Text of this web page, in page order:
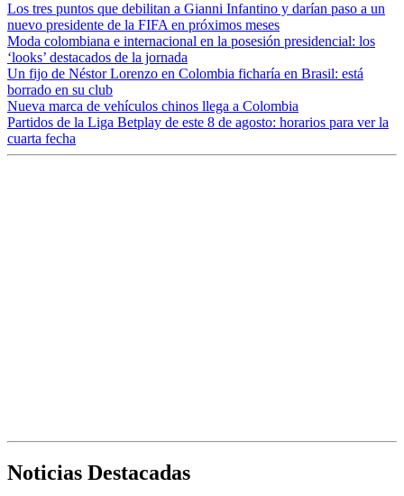
Los tres puntos que debilitan a Gianni Infantino y darían paso a un
nuevo presidente de la FIFA en próximos meses
Moda colombiana e internacional en la posesión presidencial: los
‘looks’ destacados de la jornada
Un fijo de Néstor Lorenzo en Colombia ficharía en Brasil: está
borrado en su club
Nueva marca de vehículos chinos llega a Colombia
Partidos de la Liga Betplay de este 8 de agosto: horarios para ver la
cuarta fecha
Noticias Destacadas